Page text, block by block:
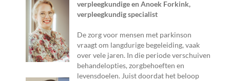
verpleegkundige en Anoek Forkink,
verpleegkundig specialist
De zorg voor mensen met parkinson
vraagt om langdurige begeleiding, vaak
over vele jaren. In die periode verschuiven
behandelopties, zorgbehoeften en
levensdoelen. Juist doordat het beloop